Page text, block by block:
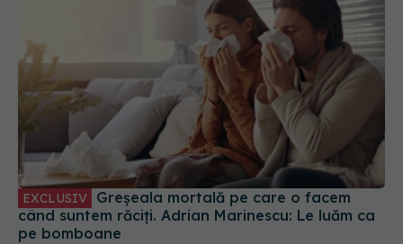
EXCLUSIV
când suntem răciți. Adrian Marinescu: Le luăm ca
pe bomboane